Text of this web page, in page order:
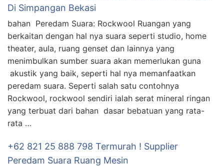
Di Simpangan Bekasi
bahan Peredam Suara: Rockwool Ruangan yang
berkaitan dengan hal nya suara seperti studio, home
theater, aula, ruang genset dan lainnya yang
menimbulkan sumber suara akan memerlukan guna
akustik yang baik, seperti hal nya memanfaatkan
peredam suara. Seperti salah satu contohnya
Rockwool, rockwool sendiri ialah serat mineral ringan
yang terbuat dari bahan dasar bebatuan yang rata-
rata …
+62 821 25 888 798 Termurah ! Supplier
Peredam Suara Ruang Mesin